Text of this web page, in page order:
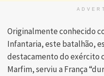
Originalmente conhecido
Infantaria, este batalhão,
destacamento do exército
Marfim, serviu a França